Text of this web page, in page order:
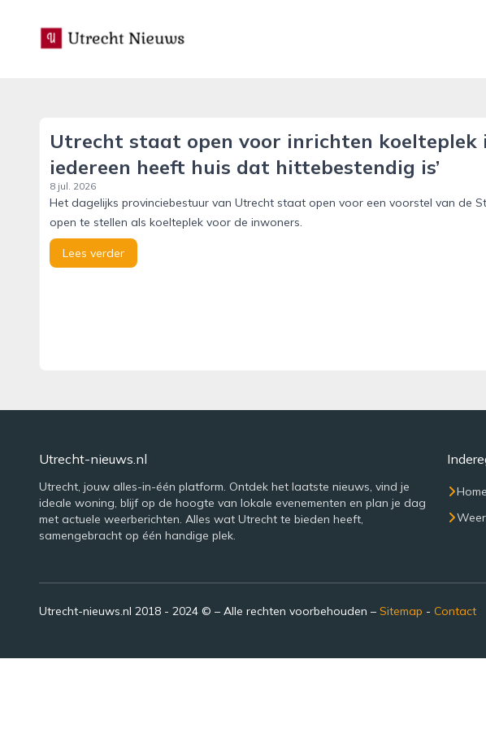
utrecht-nieuws.nl
Utrecht staat open voor inrichten koelteplek
iedereen heeft huis dat hittebestendig is’
8 jul. 2026
Het dagelijks provinciebestuur van Utrecht staat open voor een voorstel van de
open te stellen als koelteplek voor de inwoners.
Lees verder
Utrecht-nieuws.nl
Utrecht, jouw alles-in-één platform. Ontdek het laatste nieuws, vind je
ideale woning, blijf op de hoogte van lokale evenementen en plan je dag
met actuele weerberichten. Alles wat Utrecht te bieden heeft,
samengebracht op één handige plek.
Home
Weer
Utrecht-nieuws.nl 2018 - 2024 © – Alle rechten voorbehouden – Sitemap - Contact